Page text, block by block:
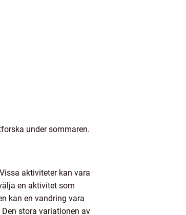
under sommaren.
aktiviteter kan vara
en aktivitet som
kan en vandring vara
stora variationen av